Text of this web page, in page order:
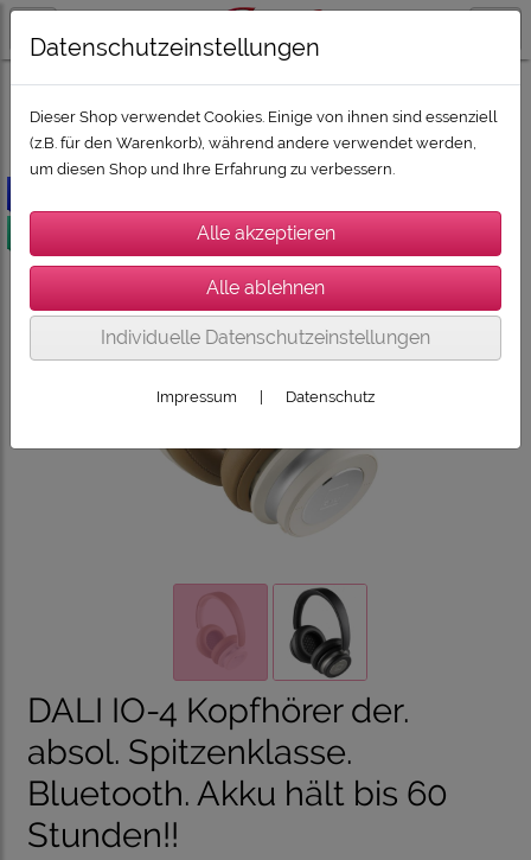
ZUBEHÖR KOPFHÖRER
DALI IO-4 Kopfhörer der.
absol. Spitzenklasse.
Bluetooth. Akku hält bis 60
Stunden!!
Datenschutzeinstellungen
Dieser Shop verwendet Cookies. Einige von ihnen sind essenziell
(z.B. für den Warenkorb), während andere verwendet werden,
um diesen Shop und Ihre Erfahrung zu verbessern.
Individuelle Datenschutzeinstellungen
Impressum Datenschutz